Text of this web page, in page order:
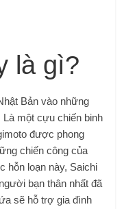
là gì?
Bản vào những
Là một cựu chiến binh
được phong
chiến công của
hỗn loạn này, Saichi
bạn thân nhất đã
sẽ hỗ trợ gia đình